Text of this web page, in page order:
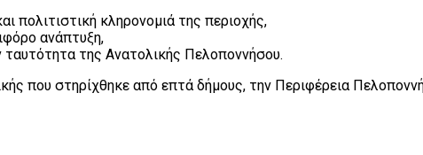
πολιτιστική κληρονομιά της περιοχής,
ανάπτυξη,
ταυτότητα της Ανατολικής Πελοποννήσου.
που στηρίχθηκε από επτά δήμους, την Περιφέρεια